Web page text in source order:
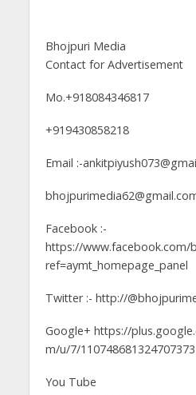
Bhojpuri Media
Contact for Advertisement
Mo.+918084346817
+919430858218
Email :-
Facebook :-
https://www.facebook.com/
ref=aymt_homepage_panel
Twitter :- http://
Google+ https://
m/u/7/
You Tube